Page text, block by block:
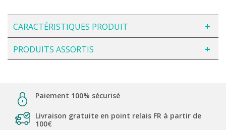
CARACTÉRISTIQUES PRODUIT
PRODUITS ASSORTIS
Paiement 100% sécurisé
Livraison gratuite en point relais FR à partir de
100€